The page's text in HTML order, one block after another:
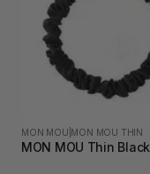
MON MOU MON MOU THIN
MON MOU Thin Black